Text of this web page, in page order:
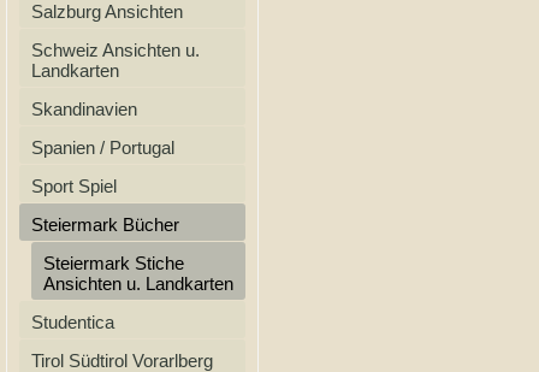
Salzburg Ansichten
Schweiz Ansichten u.
Landkarten
Skandinavien
Spanien / Portugal
Sport Spiel
Steiermark Bücher
Steiermark Stiche
Ansichten u. Landkarten
Studentica
Tirol Südtirol Vorarlberg